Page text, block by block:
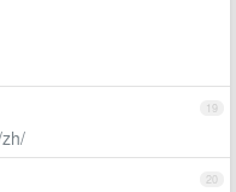
19
20